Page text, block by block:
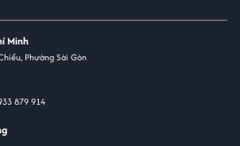
Minh
Phường Sài Gòn
879 914